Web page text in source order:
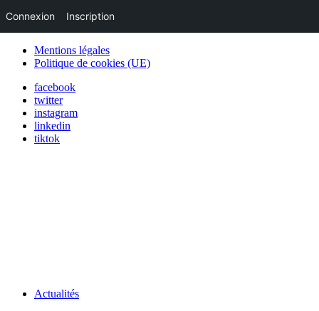
Mentions légales
Politique de cookies (UE)
facebook
twitter
instagram
linkedin
tiktok
Actualités
Connexion Inscription